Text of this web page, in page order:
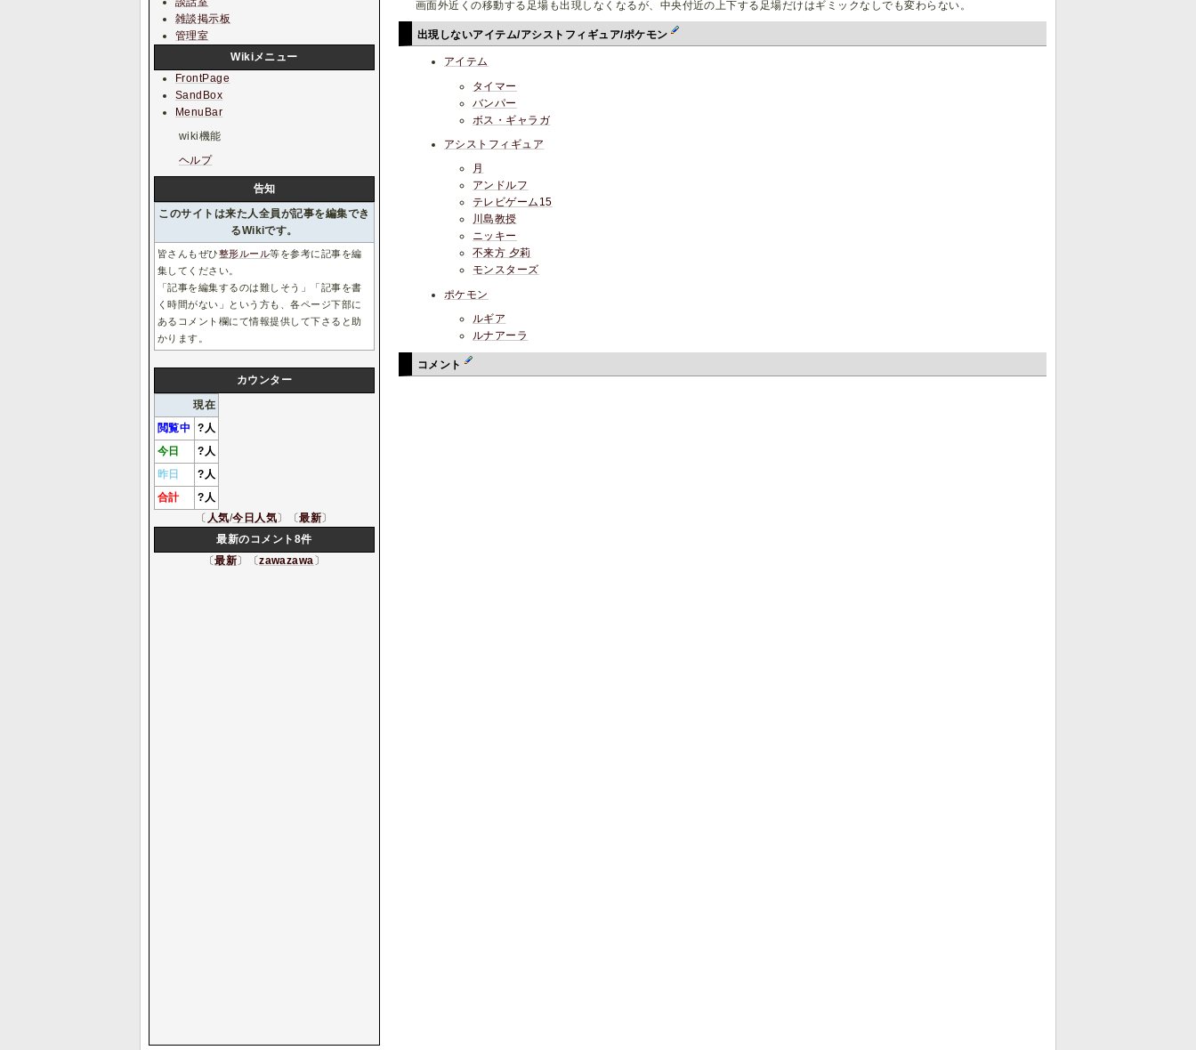
画面外近くの移動する足場も出現しなくなるが、中央付近の上下する足場だけはギミックなしでも変わらない。
出現しないアイテム/アシストフィギュア/ポケモン
アイテム
タイマー
バンパー
ボス・ギャラガ
アシストフィギュア
月
アンドルフ
テレビゲーム15
川島教授
ニッキー
不来方 夕莉
モンスターズ
ポケモン
ルギア
ルナアーラ
コメント
雑談掲示板
管理室
Wikiメニュー
FrontPage
SandBox
MenuBar
wiki機能
ヘルプ
告知
このサイトは来た人全員が記事を編集でき
るWikiです。
皆さんもぜひ整形ルール等を参考に記事を編
集してください。
「記事を編集するのは難しそう」「記事を書
く時間がない」という方も、各ページ下部に
あるコメント欄にて情報提供して下さると助
かります。
カウンター
現在
閲覧中
?人
今日
?人
昨日
?人
合計
?人
〔 人気/今日人気〕〔最新〕
最新のコメント8件
〔最新〕〔zawazawa 〕